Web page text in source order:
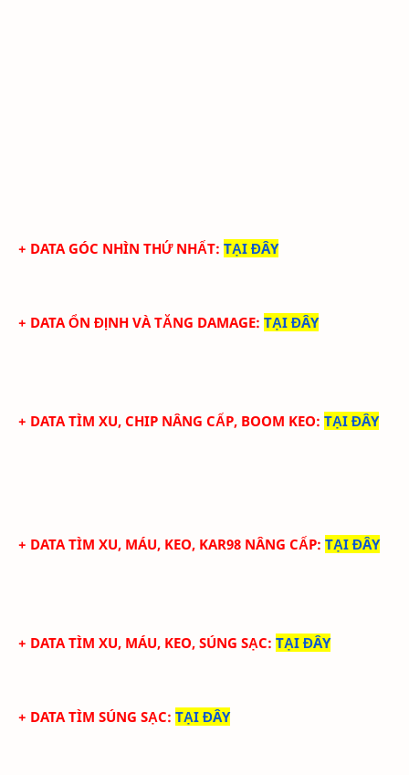
+ DATA GÓC NHÌN THỨ NHẤT: TẠI ĐÂY
+ DATA ỔN ĐỊNH VÀ TĂNG DAMAGE: TẠI ĐÂY
+ DATA TÌM XU, CHIP NÂNG CẤP, BOOM KEO: TẠI ĐÂY
+ DATA TÌM XU, MÁU, KEO, KAR98 NÂNG CẤP: TẠI ĐÂY
+ DATA TÌM XU, MÁU, KEO, SÚNG SẠC: TẠI ĐÂY
+ DATA TÌM SÚNG SẠC: TẠI ĐÂY